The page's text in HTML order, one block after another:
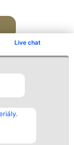
Live chat